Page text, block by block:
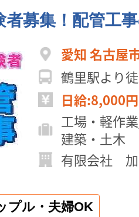
者募集！配管工
愛知 名古屋
鶴里駅より
日給:8,000
工場・軽作
建築・土木
有限会社
プル・夫婦OK